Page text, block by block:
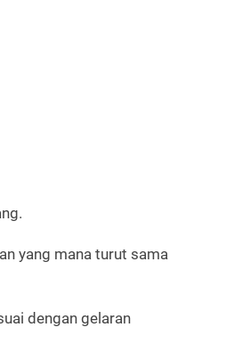
yang mana turut sama
dengan gelaran